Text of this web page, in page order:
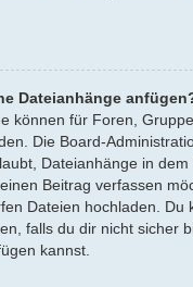
Dateianhänge
können für Foren,
Die Board-
Dateianhänge in dem
Beitrag verfassen
Dateien hochladen. Du
falls du dir nicht sicher
kannst.